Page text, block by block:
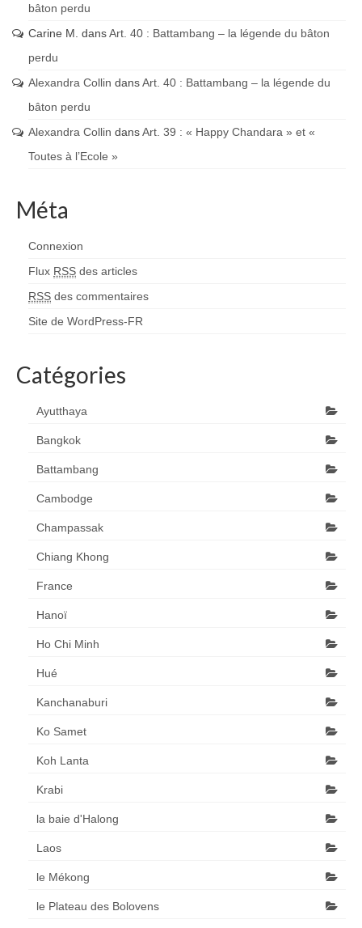
bâton perdu
Carine M. dansArt. 40 : Battambang – la légende du bâton
perdu
Alexandra Collin dansArt. 40 : Battambang – la légende du
bâton perdu
Alexandra Collin dansArt. 39 : « Happy Chandara » et «
Toutes à l’Ecole »
Méta
Connexion
Flux RSS des articles
RSS des commentaires
Site de WordPress-FR
Catégories
Ayutthaya
Bangkok
Battambang
Cambodge
Champassak
Chiang Khong
France
Hanoï
Ho Chi Minh
Hué
Kanchanaburi
Ko Samet
Koh Lanta
Krabi
la baie d'Halong
Laos
le Mékong
le Plateau des Bolovens